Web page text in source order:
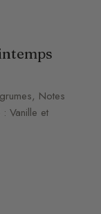
Notes
Vanille et